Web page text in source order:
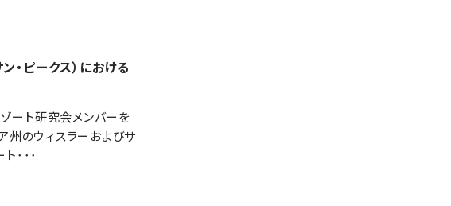
ピークス）における
ート研究会メンバーを
州のウィスラーおよびサ
ト･･･